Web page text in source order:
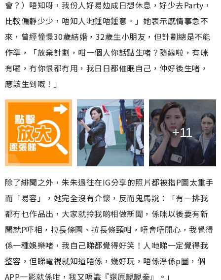
會？）唔知呀，我份人好易攰成日想休息，好少去Party，
比較偏靜少少，唔知人哋鍾唔鍾意。」她表示感情事急不
來，曾經憧憬30歲結婚，32歲生小朋友，但計劃總是不能
作準，「放棄計劃，咁一個人你話點生啫？隨緣啦，有咪
有囉，冇你恨都冇用，我日日都催眠自己，仲好後生啫，
應該生到嘅！」
+11
除了緋聞之外，朱朱過往在IG分享的照片都被指P圖太重手
而「易容」，她完全沒有介懷，反而鬼馬說：「有一排我
都冇乜作品出，大家就拎我啲相做新聞，係咪以後要有新
聞就P吓相，拉長條圖、拉長條頸咁，唔會唔開心，我覺得
係一種娛樂啫，我自己睇都覺得好笑！人哋睇一定覺得我
整容，但睇電視就知道唔係，幾好玩，唔係淨係p圖，個
APP一影就係咁，我又唔識『還原靚靚拳』。」